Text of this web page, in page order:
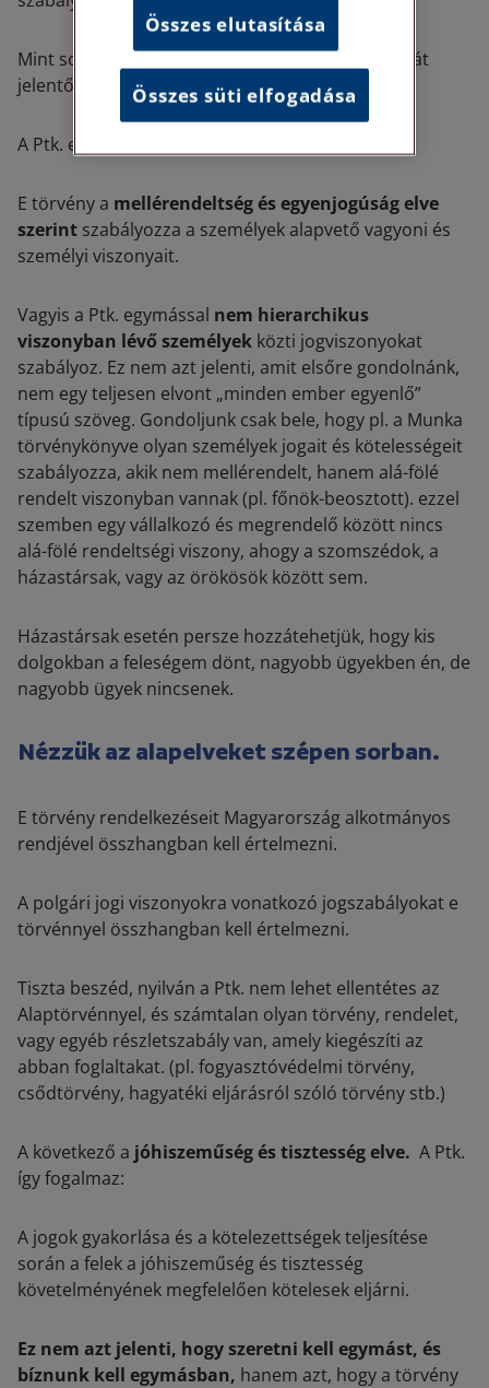
Mint sok jogszabály esetében, a polgári jog alapját
jelentő Ptk. esetében is vannak alapelvek.
A Ptk. ezzel a mondattal kezdődik:
E törvény a mellérendeltség és egyenjogúság elve
szerint szabályozza a személyek alapvető vagyoni és
személyi viszonyait.
Vagyis a Ptk. egymással nem hierarchikus
viszonyban lévő személyek közti jogviszonyokat
szabályoz. Ez nem azt jelenti, amit elsőre gondolnánk,
nem egy teljesen elvont „minden ember egyenlő”
típusú szöveg. Gondoljunk csak bele, hogy pl. a Munka
törvénykönyve olyan személyek jogait és kötelességeit
szabályozza, akik nem mellérendelt, hanem alá-fölé
rendelt viszonyban vannak (pl. főnök-beosztott). ezzel
szemben egy vállalkozó és megrendelő között nincs
alá-fölé rendeltségi viszony, ahogy a szomszédok, a
házastársak, vagy az örökösök között sem.
Házastársak esetén persze hozzátehetjük, hogy kis
dolgokban a feleségem dönt, nagyobb ügyekben én, de
nagyobb ügyek nincsenek.
Nézzük az alapelveket szépen sorban.
E törvény rendelkezéseit Magyarország alkotmányos
rendjével összhangban kell értelmezni.
A polgári jogi viszonyokra vonatkozó jogszabályokat e
törvénnyel összhangban kell értelmezni.
Tiszta beszéd, nyilván a Ptk. nem lehet ellentétes az
Alaptörvénnyel, és számtalan olyan törvény, rendelet,
vagy egyéb részletszabály van, amely kiegészíti az
abban foglaltakat. (pl. fogyasztóvédelmi törvény,
csődtörvény, hagyatéki eljárásról szóló törvény stb.)
A következő a jóhiszeműség és tisztesség elve. A Ptk.
így fogalmaz:
A jogok gyakorlása és a kötelezettségek teljesítése
során a felek a jóhiszeműség és tisztesség
követelményének megfelelően kötelesek eljárni.
Ez nem azt jelenti, hogy szeretni kell egymást, és
bíznunk kell egymásban, hanem azt, hogy a törvény
Összes elutasítása
Összes süti elfogadása